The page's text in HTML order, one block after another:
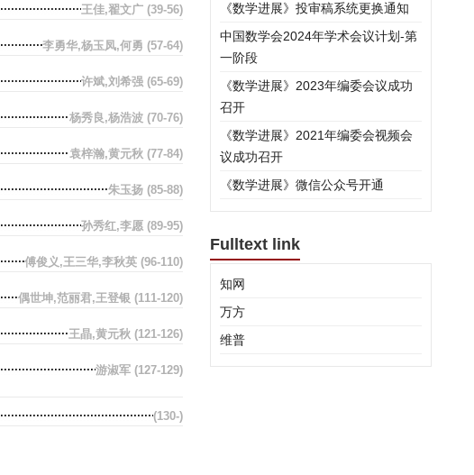
王佳,翟文广 (39-56)
李勇华,杨玉凤,何勇 (57-64)
许斌,刘希强 (65-69)
杨秀良,杨浩波 (70-76)
袁梓瀚,黄元秋 (77-84)
朱玉扬 (85-88)
孙秀红,李愿 (89-95)
傅俊义,王三华,李秋英 (96-110)
偶世坤,范丽君,王登银 (111-120)
王晶,黄元秋 (121-126)
游淑军 (127-129)
(130-)
《数学进展》投审稿系统更换通知
中国数学会2024年学术会议计划-第
一阶段
《数学进展》2023年编委会议成功
召开
《数学进展》2021年编委会视频会
议成功召开
《数学进展》微信公众号开通
Fulltext link
知网
万方
维普